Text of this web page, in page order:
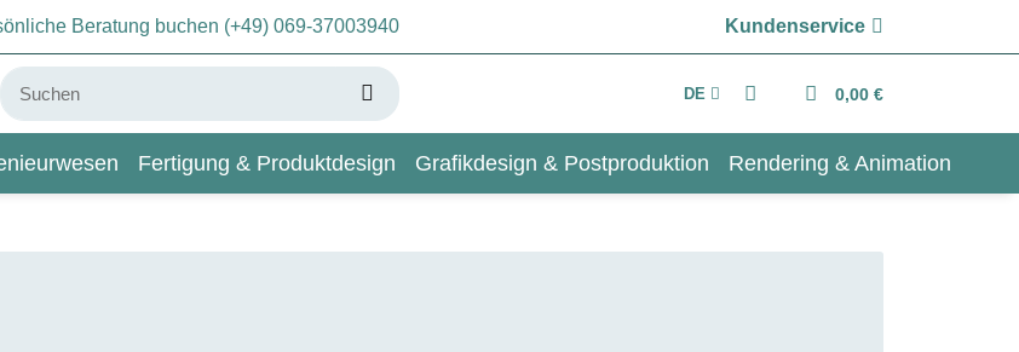
Beratung buchen (+49) 069-37003940 Kundenservice
DE 0,00 €
Fertigung & Produktdesign Grafikdesign & Postproduktion Rendering & Animation